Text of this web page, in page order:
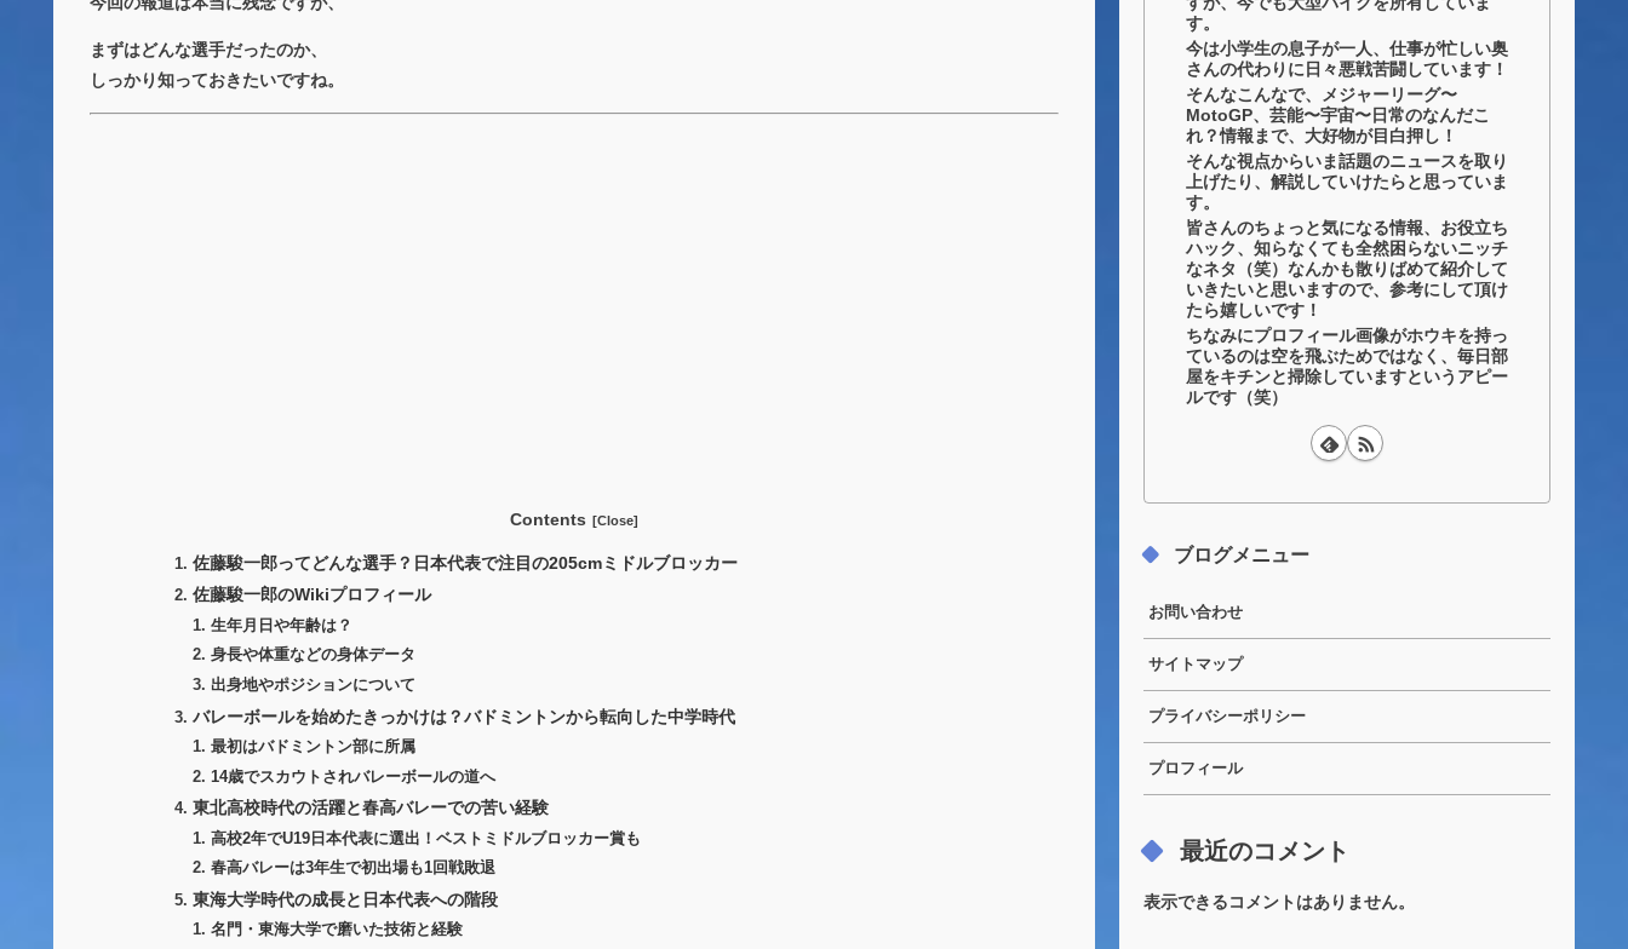
まずはどんな選手だったのか、
しっかり知っておきたいですね。
Contents
佐藤駿一郎ってどんな選手？日本代表で注目の205cmミドルブロッカー
佐藤駿一郎のWikiプロフィール
生年月日や年齢は？
身長や体重などの身体データ
出身地やポジションについて
バレーボールを始めたきっかけは？バドミントンから転向した中学時代
最初はバドミントン部に所属
14歳でスカウトされバレーボールの道へ
東北高校時代の活躍と春高バレーでの苦い経験
高校2年でU19日本代表に選出！ベストミドルブロッカー賞も
春高バレーは3年生で初出場も1回戦敗退
東海大学時代の成長と日本代表への階段
名門・東海大学で磨いた技術と経験
す。
今は小学生の息子が一人、仕事が忙しい奥
さんの代わりに日々悪戦苦闘しています！
そんなこんなで、メジャーリーグ〜
MotoGP、芸能〜宇宙〜日常のなんだこ
れ？情報まで、大好物が目白押し！
そんな視点からいま話題のニュースを取り
上げたり、解説していけたらと思っていま
す。
皆さんのちょっと気になる情報、お役立ち
ハック、知らなくても全然困らないニッチ
なネタ（笑）なんかも散りばめて紹介して
いきたいと思いますので、参考にして頂け
たら嬉しいです！
ちなみにプロフィール画像がホウキを持っ
ているのは空を飛ぶためではなく、毎日部
屋をキチンと掃除していますというアピー
ルです（笑）
ブログメニュー
お問い合わせ
サイトマップ
プライバシーポリシー
プロフィール
最近のコメント
表示できるコメントはありません。